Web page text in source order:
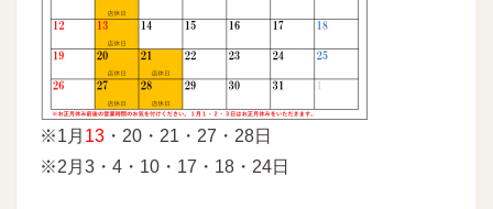
※1月 13 ・20・21・27・28日
※2月3・4・10・17・18・24日